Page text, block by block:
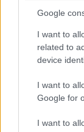
Google
I want to
related to
device
I want to
Google for
I want to